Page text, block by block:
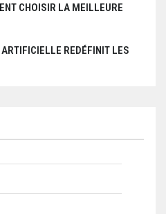
CHOISIR LA MEILLEURE
REDÉFINIT LES